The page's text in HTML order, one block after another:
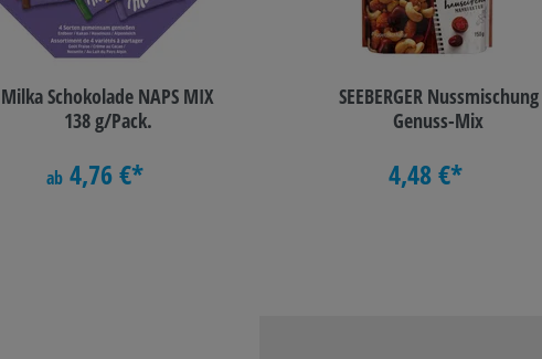
Milka Schokolade NAPS MIX
138 g/Pack.
ab4,76 €*
SEEBERGER Nussmischung
Genuss-Mix
4,48 €*